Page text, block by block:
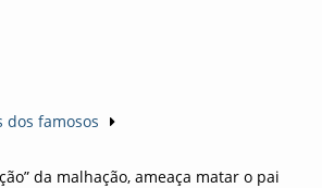
dos famosos
da malhação, ameaça matar o pai